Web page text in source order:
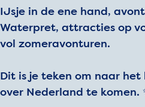
IJsje in de ene hand,
Waterpret, attracties op
vol zomeravonturen.
Dit is je teken om naar
over Nederland te komen.